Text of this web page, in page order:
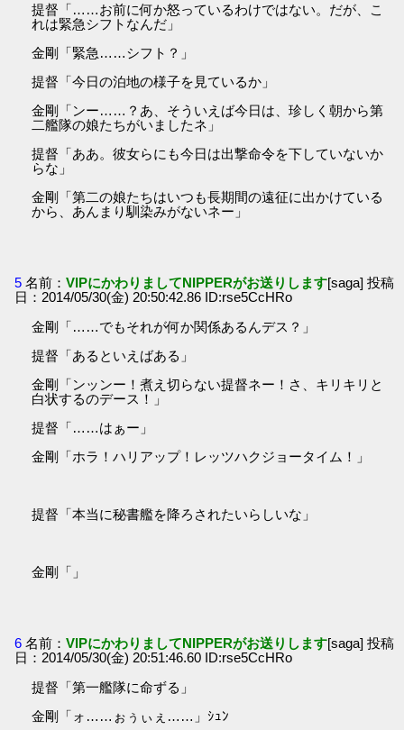
提督「……お前に何か怒っているわけではない。だが、こ
れは緊急シフトなんだ」
金剛「緊急……シフト？」
提督「今日の泊地の様子を見ているか」
金剛「ンー……？あ、そういえば今日は、珍しく朝から第
二艦隊の娘たちがいましたネ」
提督「ああ。彼女らにも今日は出撃命令を下していないか
らな」
金剛「第二の娘たちはいつも長期間の遠征に出かけている
から、あんまり馴染みがないネー」
5 名前：VIPにかわりましてNIPPERがお送りします[saga] 投稿
日：2014/05/30(金) 20:50:42.86 ID:rse5CcHRo
金剛「……でもそれが何か関係あるんデス？」
提督「あるといえばある」
金剛「ンッンー！煮え切らない提督ネー！さ、キリキリと
白状するのデース！」
提督「……はぁー」
金剛「ホラ！ハリアップ！レッツハクジョータイム！」
提督「本当に秘書艦を降ろされたいらしいな」
金剛「」
6 名前：VIPにかわりましてNIPPERがお送りします[saga] 投稿
日：2014/05/30(金) 20:51:46.60 ID:rse5CcHRo
提督「第一艦隊に命ずる」
金剛「ォ……ぉぅぃぇ……」ｼｭﾝ